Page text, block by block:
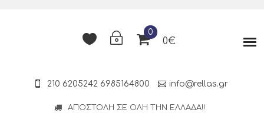
210 6205242 6985164800 info@rellas.gr
ΑΠΟΣΤΟΛΉ ΣΕ ΌΛΗ ΤΗΝ ΕΛΛΆΔΑ!!
0
0€